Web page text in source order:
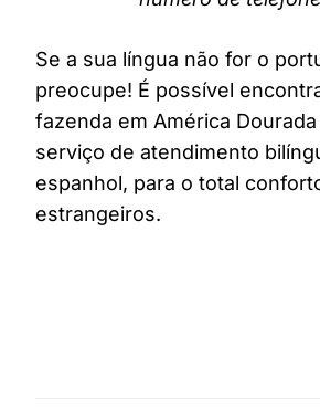
Se a sua língua não for o
preocupe! É possível
fazenda em América
serviço de atendimento
espanhol, para o total
estrangeiros.